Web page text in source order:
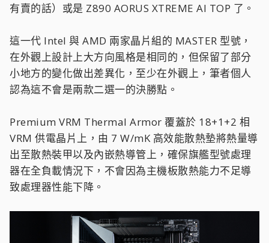
有賣的話）或是 Z890 AORUS XTREME AI TOP 了。
這一代 Intel 與 AMD 兩家晶片組的 MASTER 型號，
在外觀上設計上大方向風格是相同的，但保留了部分
小地方的變化做出差異化，至少在外觀上，筆者個人
認為這不會是兩款二選一的決勝點。
Premium VRM Thermal Armor 覆蓋於 18+1+2 相
VRM 供電晶片上，由 7 W/mK 高效能散熱墊將熱量導
出至散熱裝甲以及內嵌熱導管上，確保旗艦型號處理
器在全負載情況下，不會因為主機板散熱能力不足導
致處理器性能下降。